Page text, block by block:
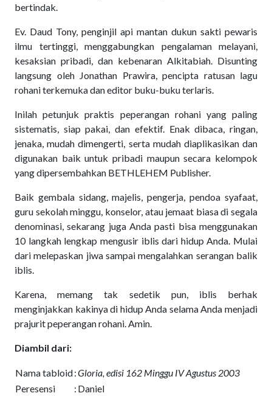
bertindak.
Ev. Daud Tony, penginjil api mantan dukun sakti pewaris
ilmu tertinggi, menggabungkan pengalaman melayani,
kesaksian pribadi, dan kebenaran Alkitabiah. Disunting
langsung oleh Jonathan Prawira, pencipta ratusan lagu
rohani terkemuka dan editor buku-buku terlaris.
Inilah petunjuk praktis peperangan rohani yang paling
sistematis, siap pakai, dan efektif. Enak dibaca, ringan,
jenaka, mudah dimengerti, serta mudah diaplikasikan dan
digunakan baik untuk pribadi maupun secara kelompok
yang dipersembahkan BETHLEHEM Publisher.
Baik gembala sidang, majelis, pengerja, pendoa syafaat,
guru sekolah minggu, konselor, atau jemaat biasa di segala
denominasi, sekarang juga Anda pasti bisa menggunakan
10 langkah lengkap mengusir iblis dari hidup Anda. Mulai
dari melepaskan jiwa sampai mengalahkan serangan balik
iblis.
Karena, memang tak sedetik pun, iblis berhak
menginjakkan kakinya di hidup Anda selama Anda menjadi
prajurit peperangan rohani. Amin.
Diambil dari:
Nama tabloid:Gloria, edisi 162 Minggu IV Agustus 2003
Peresensi
: Daniel